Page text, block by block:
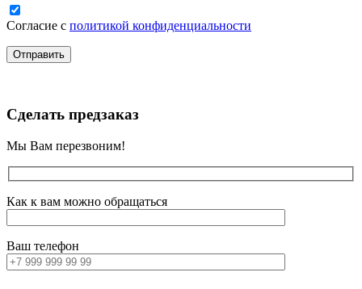
Согласие с политикой конфиденциальности
Сделать предзаказ
Мы Вам перезвоним!
Как к вам можно обращаться
Ваш телефон